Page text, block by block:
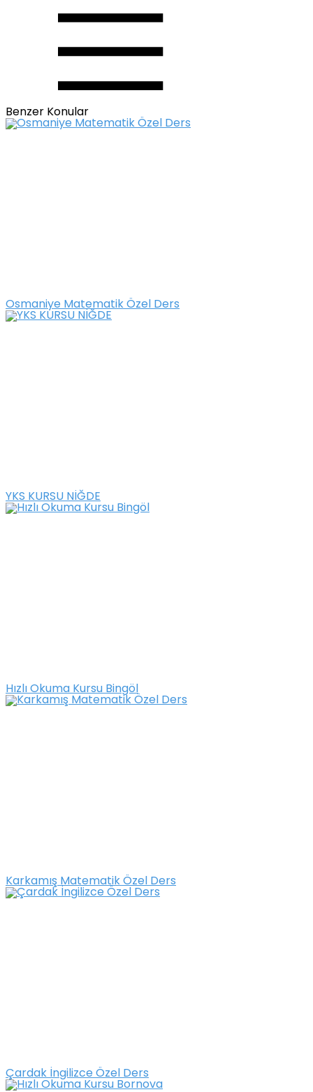
Benzer Konular
Osmaniye Matematik Özel Ders
YKS KURSU NİĞDE
Hızlı Okuma Kursu Bingöl
Karkamış Matematik Özel Ders
Çardak İngilizce Özel Ders